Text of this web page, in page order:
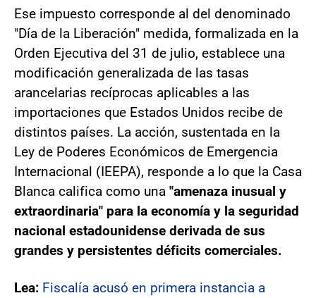
Ese impuesto corresponde al del denominado
"Día de la Liberación" medida, formalizada en la
Orden Ejecutiva del 31 de julio, establece una
modificación generalizada de las tasas
arancelarias recíprocas aplicables a las
importaciones que Estados Unidos recibe de
distintos países. La acción, sustentada en la
Ley de Poderes Económicos de Emergencia
Internacional (IEEPA), responde a lo que la Casa
Blanca califica como una "amenaza inusual y
extraordinaria" para la economía y la seguridad
nacional estadounidense derivada de sus
grandes y persistentes déficits comerciales.
Lea: Fiscalía acusó en primera instancia a